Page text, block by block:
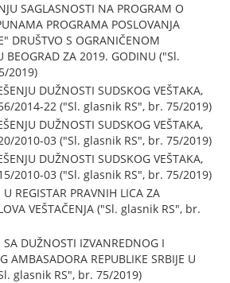
SAGLASNOSTI NA PROGRAM O
PROGRAMA POSLOVANJA
DRUŠTVO S OGRANIČENOM
BEOGRAD ZA 2019. GODINU ("Sl.
2019)
DUŽNOSTI SUDSKOG VEŠTAKA,
2014-22 ("Sl. glasnik RS", br. 75/2019)
DUŽNOSTI SUDSKOG VEŠTAKA,
2010-03 ("Sl. glasnik RS", br. 75/2019)
DUŽNOSTI SUDSKOG VEŠTAKA,
2010-03 ("Sl. glasnik RS", br. 75/2019)
U REGISTAR PRAVNIH LICA ZA
VEŠTAČENJA ("Sl. glasnik RS", br.
DUŽNOSTI IZVANREDNOG I
AMBASADORA REPUBLIKE SRBIJE U
glasnik RS", br. 75/2019)